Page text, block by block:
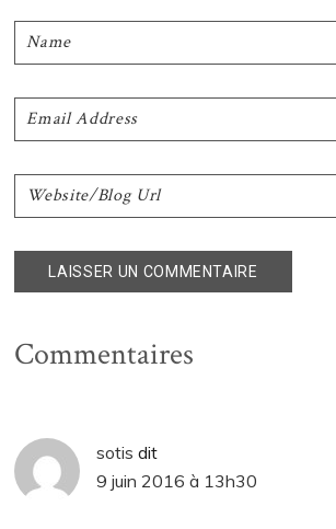
Commentaires
sotis dit
9 juin 2016 à 13h30